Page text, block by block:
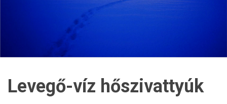
Levegő-víz hőszivattyúk